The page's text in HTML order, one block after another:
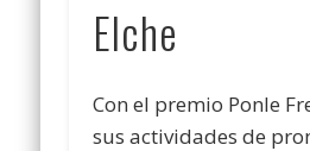
Elche
Con el premio Ponle
sus actividades de